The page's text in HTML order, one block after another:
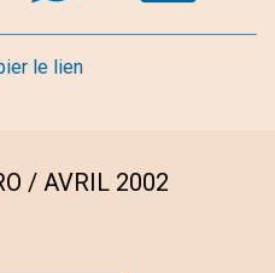
le lien
/ AVRIL 2002